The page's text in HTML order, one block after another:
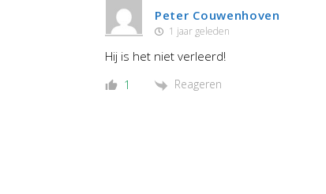
Peter Couwenhoven
1 jaar geleden
Hij is het niet verleerd!
1 Reageren